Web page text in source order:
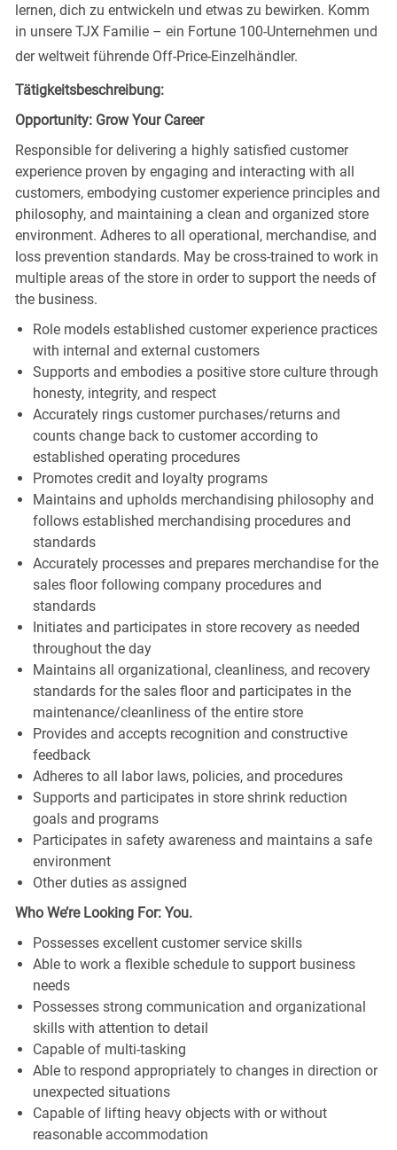
lernen, dich zu entwickeln und etwas zu bewirken. Komm
in unsere TJX Familie – ein Fortune 100-Unternehmen und
der weltweit führende Off-Price-Einzelhändler.
Tätigkeitsbeschreibung:
Opportunity: Grow Your Career
Responsible for delivering a highly satisfied customer
experience proven by engaging and interacting with all
customers, embodying customer experience principles and
philosophy, and maintaining a clean and organized store
environment. Adheres to all operational, merchandise, and
loss prevention standards. May be cross-trained to work in
multiple areas of the store in order to support the needs of
the business.
Role models established customer experience practices
with internal and external customers
Supports and embodies a positive store culture through
honesty, integrity, and respect
Accurately rings customer purchases/returns and
counts change back to customer according to
established operating procedures
Promotes credit and loyalty programs
Maintains and upholds merchandising philosophy and
follows established merchandising procedures and
standards
Accurately processes and prepares merchandise for the
sales floor following company procedures and
standards
Initiates and participates in store recovery as needed
throughout the day
Maintains all organizational, cleanliness, and recovery
standards for the sales floor and participates in the
maintenance/cleanliness of the entire store
Provides and accepts recognition and constructive
feedback
Adheres to all labor laws, policies, and procedures
Supports and participates in store shrink reduction
goals and programs
Participates in safety awareness and maintains a safe
environment
Other duties as assigned
Who We’re Looking For: You.
Possesses excellent customer service skills
Able to work a flexible schedule to support business
needs
Possesses strong communication and organizational
skills with attention to detail
Capable of multi-tasking
Able to respond appropriately to changes in direction or
unexpected situations
Capable of lifting heavy objects with or without
reasonable accommodation